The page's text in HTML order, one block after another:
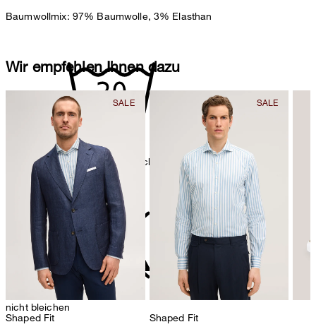
Baumwollmix: 97% Baumwolle, 3% Elasthan
Maschinenwäsche bei 30°C schonend
nicht bleichen
Wir empfehlen Ihnen dazu
Shaped Fit Shaped Fit